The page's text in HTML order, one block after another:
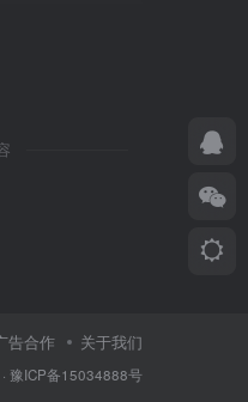
告合作 关于我们
· 豫ICP备15034888号